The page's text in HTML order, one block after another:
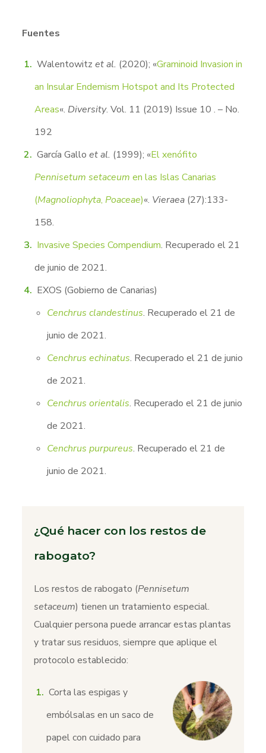
Fuentes
Walentowitzet al. (2020); «Graminoid Invasion in
an Insular Endemism Hotspot and Its Protected
Areas«. Diversity. Vol. 11 (2019) Issue 10 . – No.
192
García Galloet al. (1999); «El xenófito
Pennisetum setaceum en las Islas Canarias
(Magnoliophyta,Poaceae)«. Vieraea (27):133-
158.
Invasive Species Compendium. Recuperado el 21
de junio de 2021.
EXOS (Gobierno de Canarias)
Cenchrus clandestinus. Recuperado el 21 de
junio de 2021.
Cenchrus echinatus. Recuperado el 21 de junio
de 2021.
Cenchrus orientalis. Recuperado el 21 de junio
de 2021.
Cenchrus purpureus. Recuperado el 21 de
junio de 2021.
¿Qué hacer con los restos de
rabogato?
Los restos de rabogato (Pennisetum
setaceum) tienen un tratamiento especial.
Cualquier persona puede arrancar estas plantas
y tratar sus residuos, siempre que aplique el
protocolo establecido:
Corta las espigas y
embólsalas en un saco de
papel con cuidado para